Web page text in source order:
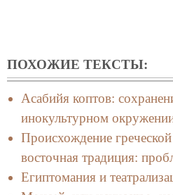
ПОХОЖИЕ ТЕКСТЫ:
Асабийя коптов:
инокультурном
Происхождение
восточная традиция:
Египтомания и